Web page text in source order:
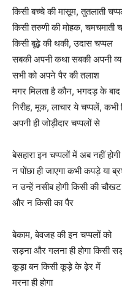
किसी बच्चे की मासूम, तुतलाती
किसी तरुणी की मोहक, चमचमाती
किसी बूढ़े की थकी, उदास चप्पल
सबकी अपनी कथा सबकी अपनी
सभी को अपने पैर की तलाश
मगर मिलता है कौन, भगदड़ के बाद
निरीह, मूक, लाचार ये चप्पलें, कभी
अपनी ही जोड़ीदार चप्पलों से
बेसहारा इन चप्पलों में अब नहीं
न पोंछा ही जाएगा कभी कपड़े या
न उन्हें नसीब होगी किसी की चौखट
और न किसी का पैर
बेकाम, बेवजह की इन चप्पलों को
सड़ना और गलना ही होगा किसी
कूड़ा बन किसी कूड़े के ढ़ेर में
मरना ही होगा